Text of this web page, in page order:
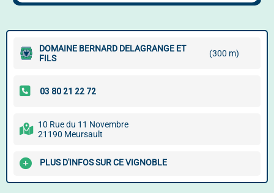
DOMAINE BERNARD DELAGRANGE ET
FILS
(300 m)
10 Rue du 11 Novembre
21190 Meursault
PLUS D'INFOS SUR CE VIGNOBLE